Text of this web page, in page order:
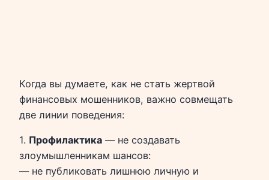
Когда вы думаете, как не стать жертвой
финансовых мошенников, важно совмещать
две линии поведения:
1. Профилактика — не создавать
злоумышленникам шансов:
— не публиковать лишнюю личную и